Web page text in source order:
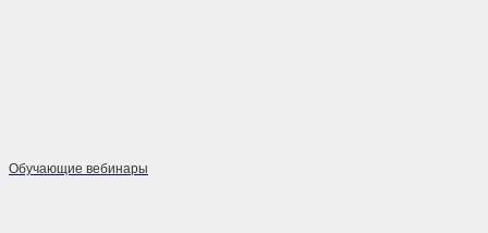
Обучающие вебинары